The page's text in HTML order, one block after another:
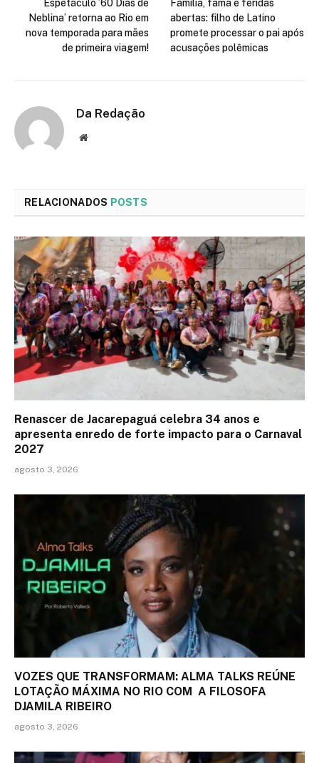
Espetáculo ’60 Dias de
Neblina’ retorna ao Rio em
nova temporada para mães
de primeira viagem!
Família, fama e feridas
abertas: filho de Latino
promete processar o pai após
acusações polêmicas
Da Redação
Site
RELACIONADOS POSTS
Renascer de Jacarepaguá celebra 34 anos e
apresenta enredo de forte impacto para o Carnaval
2027
agosto 3, 2026
VOZES QUE TRANSFORMAM: ALMA TALKS REÚNE
LOTAÇÃO MÁXIMA NO RIO COM A FILOSOFA
DJAMILA RIBEIRO
agosto 3, 2026